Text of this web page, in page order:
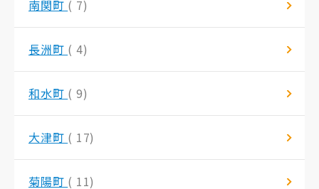
南関町 ( 7)
長洲町 ( 4)
和水町 ( 9)
大津町 ( 17)
菊陽町 ( 11)